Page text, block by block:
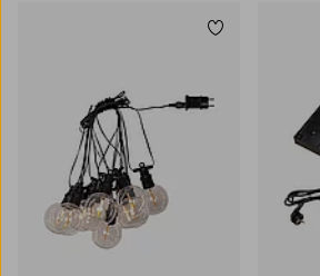
Lisää